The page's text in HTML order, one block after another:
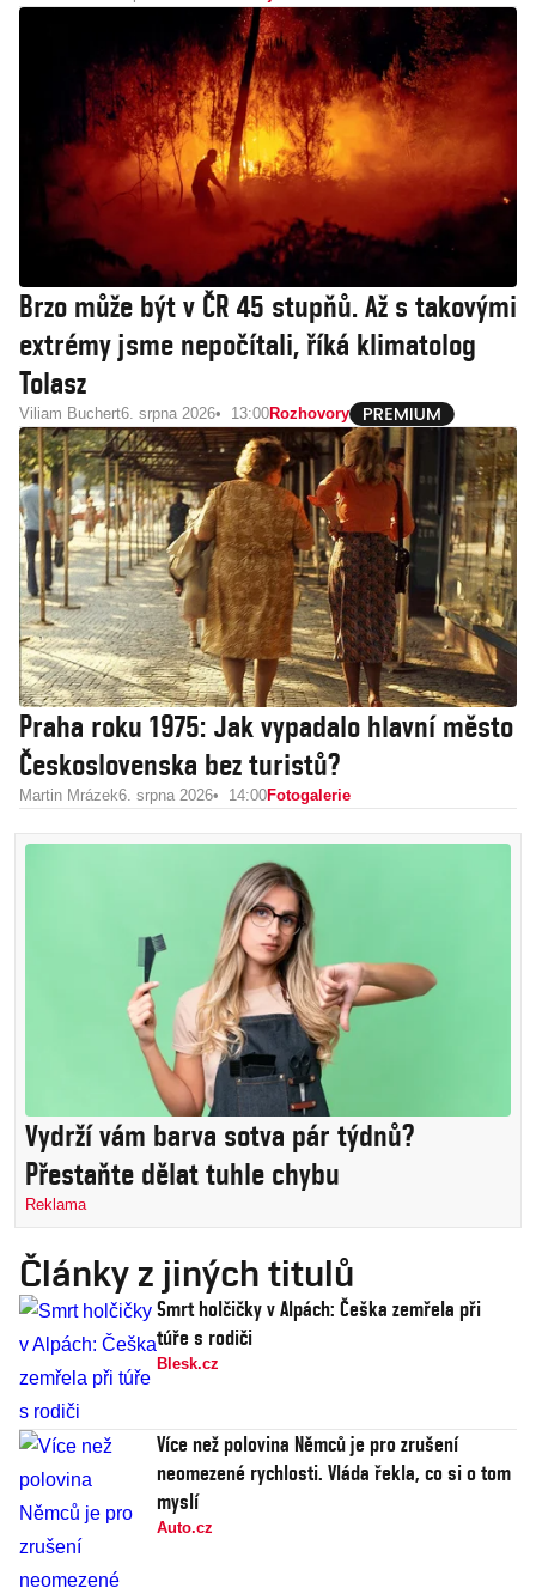
Brzo může být v ČR 45 stupňů. Až s takovými
extrémy jsme nepočítali, říká klimatolog
Tolasz
Viliam Buchert6. srpna 2026 13:00Rozhovory
Praha roku 1975: Jak vypadalo hlavní město
Československa bez turistů?
Martin Mrázek6. srpna 2026 14:00Fotogalerie
Vydrží vám barva sotva pár týdnů?
Přestaňte dělat tuhle chybu
Reklama
Články z jiných titulů
Smrt holčičky v Alpách: Češka zemřela při
túře s rodiči
Blesk.cz
Více než polovina Němců je pro zrušení
neomezené rychlosti. Vláda řekla, co si o tom
myslí
Auto.cz